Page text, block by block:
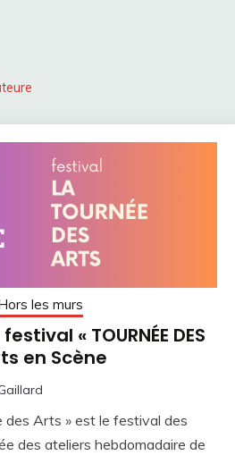
les murs
« TOURNÉE DES
en Scène
des Arts » est le festival des
des ateliers hebdomadaire de